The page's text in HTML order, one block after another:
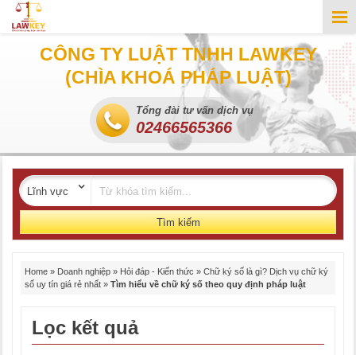
CÔNG TY LUẬT TNHH LAWKEY
(CHÌA KHOÁ PHÁP LUẬT)
Tổng đài tư vấn dịch vụ
02466565366
Tìm kiếm
Home » Doanh nghiệp » Hỏi đáp - Kiến thức » Chữ ký số là gì? Dịch vụ chữ ký
số uy tín giá rẻ nhất » Tìm hiểu về chữ ký số theo quy định pháp luật
Lọc kết quả